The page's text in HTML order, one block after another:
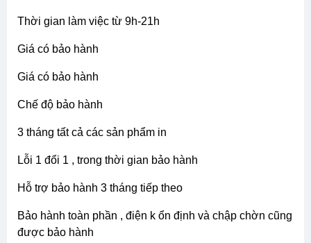
thời gian làm việc từ 9h-21h
giá có bảo hành
giá có bảo hành
chế độ bảo hành
3 tháng tất cả các sản phẩm in
lỗi 1 đổi 1 , trong thời gian bảo hành
hỗ trợ bảo hành 3 tháng tiếp theo
bảo hành toàn phần , điện k ổn định và chập chờn cũng
được bảo hành